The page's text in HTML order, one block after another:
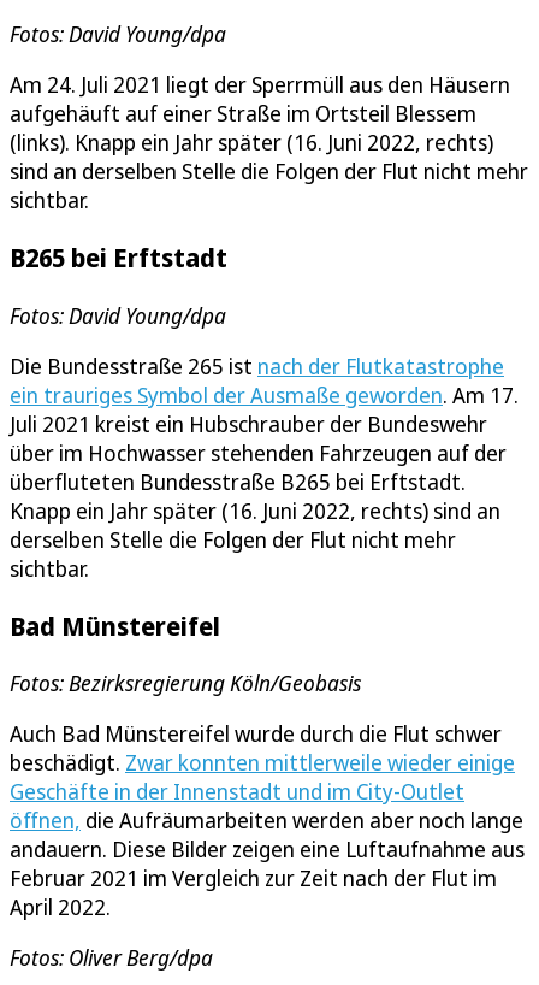
Fotos: David Young/dpa
Am 24. Juli 2021 liegt der Sperrmüll aus den Häusern
aufgehäuft auf einer Straße im Ortsteil Blessem
(links). Knapp ein Jahr später (16. Juni 2022, rechts)
sind an derselben Stelle die Folgen der Flut nicht mehr
sichtbar.
B265 bei Erftstadt
Fotos: David Young/dpa
Die Bundesstraße 265 ist nach der Flutkatastrophe
ein trauriges Symbol der Ausmaße geworden. Am 17.
Juli 2021 kreist ein Hubschrauber der Bundeswehr
über im Hochwasser stehenden Fahrzeugen auf der
überfluteten Bundesstraße B265 bei Erftstadt.
Knapp ein Jahr später (16. Juni 2022, rechts) sind an
derselben Stelle die Folgen der Flut nicht mehr
sichtbar.
Bad Münstereifel
Fotos: Bezirksregierung Köln/Geobasis
Auch Bad Münstereifel wurde durch die Flut schwer
beschädigt. Zwar konnten mittlerweile wieder einige
Geschäfte in der Innenstadt und im City-Outlet
öffnen, die Aufräumarbeiten werden aber noch lange
andauern. Diese Bilder zeigen eine Luftaufnahme aus
Februar 2021 im Vergleich zur Zeit nach der Flut im
April 2022.
Fotos: Oliver Berg/dpa